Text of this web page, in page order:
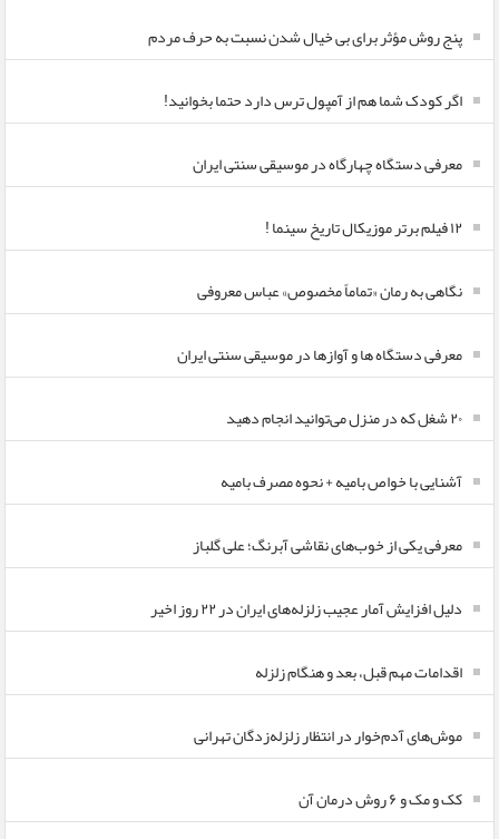
پنج روش مؤثر برای بی خیال شدن نسبت به حرف مردم
اگر کودک شما هم از آمپول ترس دارد حتما بخوانید!
معرفی دستگاه چهارگاه در موسیقی سنتی ایران
۱۲ فیلم برتر موزیکال تاریخ سینما !
نگاهی به رمان «تماماً مخصوص» عباس معروفی
معرفی دستگاه ها و آوازها در موسیقی سنتی ایران
۲۰ شغل که در منزل می‌توانید انجام دهید
آشنایی با خواص بامیه + نحوه مصرف بامیه
معرفی یکی از خوب‌های نقاشی آبرنگ؛ علی گلباز
دلیل افزایش آمار عجیب زلزله‌های ایران در ۲۲ روز اخیر
اقدامات مهم قبل، بعد و هنگام زلزله
موش‌های آدم‌خوار در انتظار زلزله‌زدگان تهرانی
کک و مک و ۶ روش درمان آن